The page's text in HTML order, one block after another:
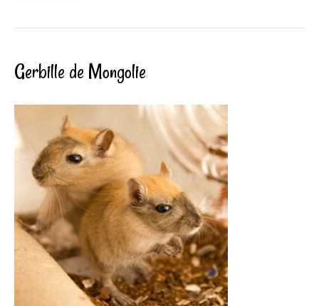
Gerbille de Mongolie